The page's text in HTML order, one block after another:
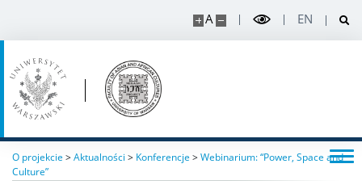
A EN
O projekcie >Aktualności > Konferencje >Webinarium: “Power, Space and
Culture”